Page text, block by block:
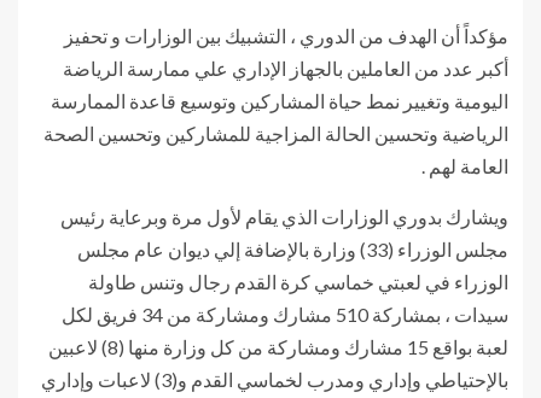
مؤكداً أن الهدف من الدوري ، التشبيك بين الوزارات و تحفيز
أكبر عدد من العاملين بالجهاز الإداري علي ممارسة الرياضة
اليومية وتغيير نمط حياة المشاركين وتوسيع قاعدة الممارسة
الرياضية وتحسين الحالة المزاجية للمشاركين وتحسين الصحة
العامة لهم .
ويشارك بدوري الوزارات الذي يقام لأول مرة وبرعاية رئيس
مجلس الوزراء (33) وزارة بالإضافة إلي ديوان عام مجلس
الوزراء في لعبتي خماسي كرة القدم رجال وتنس طاولة
سيدات ، بمشاركة 510 مشارك ومشاركة من 34 فريق لكل
لعبة بواقع 15 مشارك ومشاركة من كل وزارة منها (8) لاعبين
بالإحتياطي وإداري ومدرب لخماسي القدم و(3) لاعبات وإداري